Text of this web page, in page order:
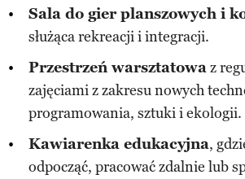
Sala do gier planszowych i
służąca rekreacji i integracji.
Przestrzeń warsztatowaz
zajęciami z zakresu nowych
programowania, sztuki i ekologii.
Kawiarenka edukacyjna,
odpocząć, pracować zdalnie lub